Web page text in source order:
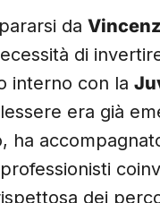
da
di
interno con la
era già
ha
dei